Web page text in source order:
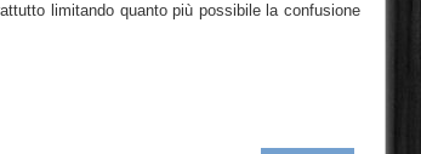
limitando quanto più possibile la confusione